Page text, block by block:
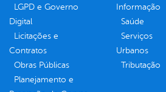
LGPD e Governo
Digital
Licitações e
Contratos
Obras Públicas
Planejamento e
Informação
Saúde
Serviços
Urbanos
Tributação